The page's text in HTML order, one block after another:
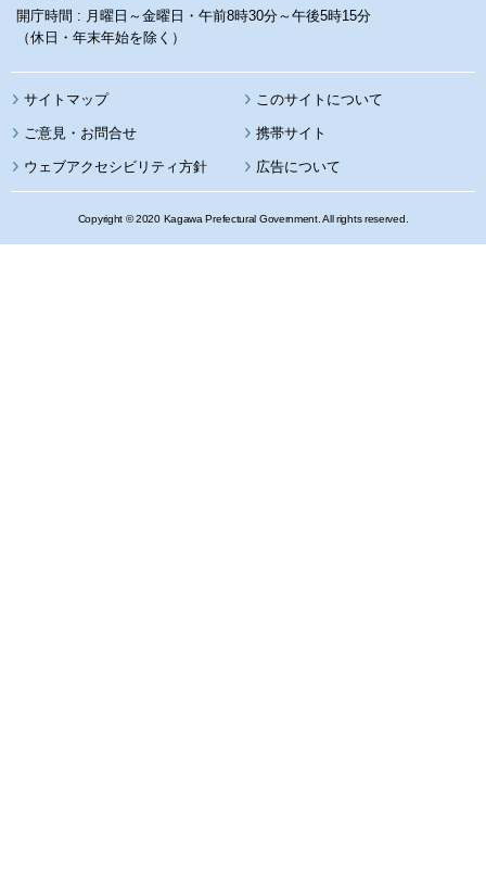
開庁時間 : 月曜日～金曜日・午前8時30分～午後5時15分
（休日・年末年始を除く）
サイトマップ このサイトについて
携帯サイト
ウェブアクセシビリティ方針 広告について
Copyright © 2020 Kagawa Prefectural Government. All rights reserved.